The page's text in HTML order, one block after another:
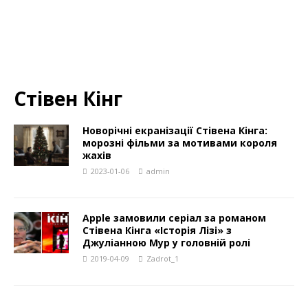
Стівен Кінг
Новорічні екранізації Стівена Кінга:
морозні фільми за мотивами короля
жахів
2023-01-06 admin
Apple замовили серіал за романом
Стівена Кінга «Історія Лізі» з
Джуліанною Мур у головній ролі
2019-04-09 Zadrot_1